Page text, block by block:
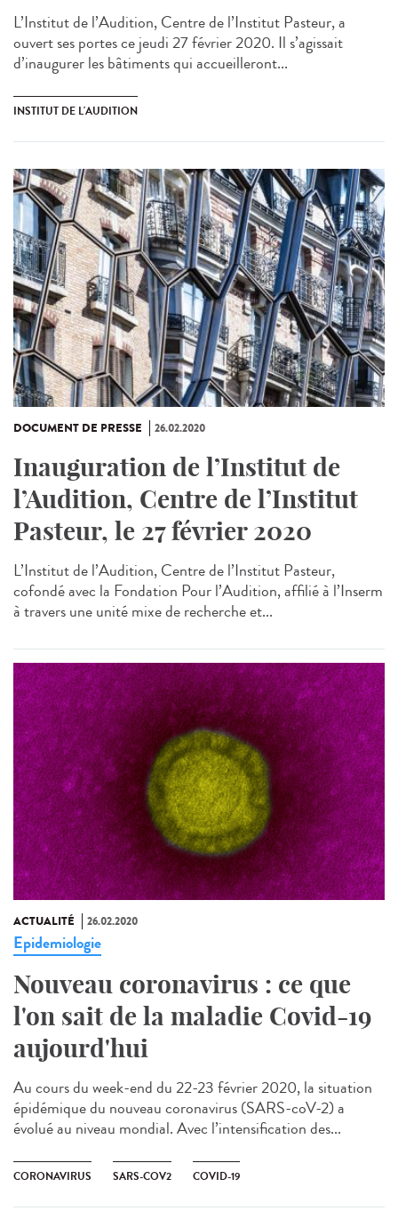
L’Institut de l’Audition, Centre de l’Institut Pasteur, a
ouvert ses portes ce jeudi 27 février 2020. Il s’agissait
d’inaugurer les bâtiments qui accueilleront...
INSTITUT DE L'AUDITION
DOCUMENT DE PRESSE 26.02.2020
Inauguration de l’Institut de
l’Audition, Centre de l’Institut
Pasteur, le 27 février 2020
L’Institut de l’Audition, Centre de l’Institut Pasteur,
cofondé avec la Fondation Pour l’Audition, affilié à l’Inserm
à travers une unité mixe de recherche et...
ACTUALITÉ 26.02.2020
Epidemiologie
Nouveau coronavirus : ce que
l'on sait de la maladie Covid-19
aujourd'hui
Au cours du week-end du 22-23 février 2020, la situation
épidémique du nouveau coronavirus (SARS-coV-2) a
évolué au niveau mondial. Avec l’intensification des...
CORONAVIRUS SARS-COV2 COVID-19